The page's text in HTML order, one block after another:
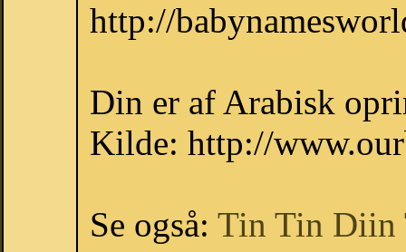
http://
Din er af Arabisk
Kilde: http://
Se også: Tin Tin Diin